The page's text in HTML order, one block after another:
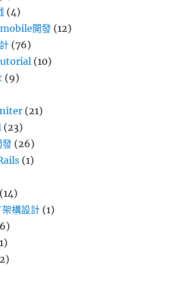
(4)
開發 (12)
(76)
(10)
(9)
(21)
(23)
發 (26)
(1)
(14)
構設計 (1)